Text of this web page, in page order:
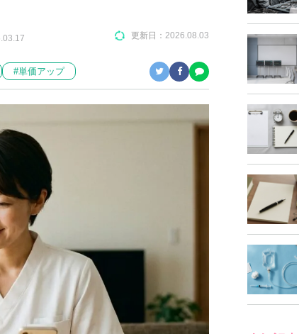
更新日： 2026.08.03
#単価アップ